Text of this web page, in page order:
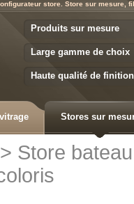
store. Store sur mesure,
Produits sur mesure
Large gamme de choix
Haute qualité de finition
Stores sur
> Store bateau